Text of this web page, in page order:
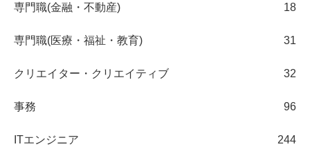
専門職(金融・不動産) 18
専門職(医療・福祉・教育) 31
クリエイター・クリエイティブ 32
事務 96
ITエンジニア 244